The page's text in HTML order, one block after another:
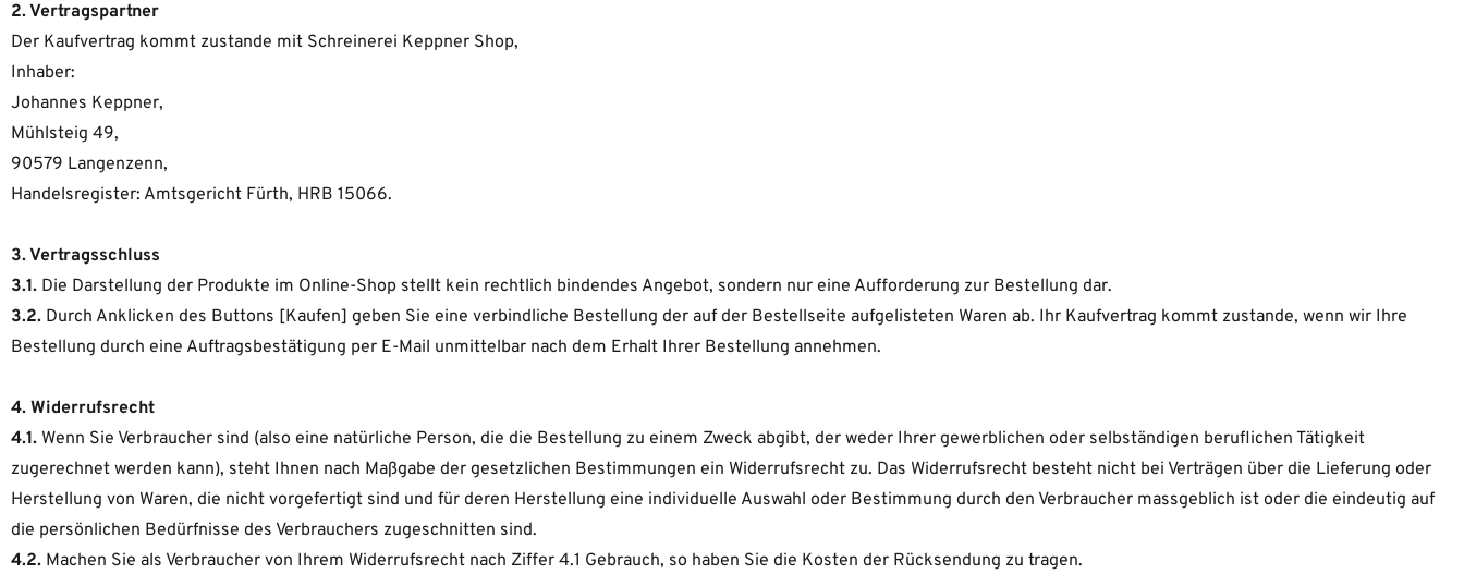
2. Vertragspartner
Der Kaufvertrag kommt zustande mit Schreinerei Keppner Shop,
Inhaber:
Johannes Keppner,
Mühlsteig 49,
90579 Langenzenn,
Handelsregister: Amtsgericht Fürth, HRB 15066.
3. Vertragsschluss
3.1. Die Darstellung der Produkte im Online-Shop stellt kein rechtlich bindendes Angebot, sondern nur eine Aufforderung zur Bestellung dar.
3.2. Durch Anklicken des Buttons [Kaufen] geben Sie eine verbindliche Bestellung der auf der Bestellseite aufgelisteten Waren ab. Ihr Kaufvertrag kommt zustande, wenn wir Ihre
Bestellung durch eine Auftragsbestätigung per E-Mail unmittelbar nach dem Erhalt Ihrer Bestellung annehmen.
4. Widerrufsrecht
4.1. Wenn Sie Verbraucher sind (also eine natürliche Person, die die Bestellung zu einem Zweck abgibt, der weder Ihrer gewerblichen oder selbständigen beruflichen Tätigkeit
zugerechnet werden kann), steht Ihnen nach Maßgabe der gesetzlichen Bestimmungen ein Widerrufsrecht zu. Das Widerrufsrecht besteht nicht bei Verträgen über die Lieferung oder
Herstellung von Waren, die nicht vorgefertigt sind und für deren Herstellung eine individuelle Auswahl oder Bestimmung durch den Verbraucher massgeblich ist oder die eindeutig auf
die persönlichen Bedürfnisse des Verbrauchers zugeschnitten sind.
4.2. Machen Sie als Verbraucher von Ihrem Widerrufsrecht nach Ziffer 4.1 Gebrauch, so haben Sie die Kosten der Rücksendung zu tragen.